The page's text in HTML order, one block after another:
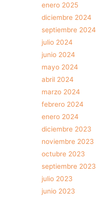
enero 2025
diciembre 2024
septiembre 2024
julio 2024
junio 2024
mayo 2024
abril 2024
marzo 2024
febrero 2024
enero 2024
diciembre 2023
noviembre 2023
octubre 2023
septiembre 2023
julio 2023
junio 2023